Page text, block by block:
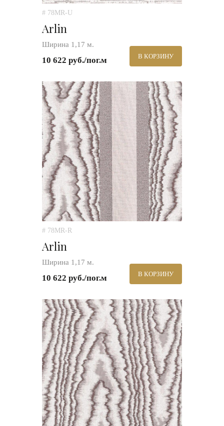
# 78MR-U
Arlin
Ширина 1,17 м.
10 622 руб./пог.м В КОРЗИНУ
# 78MR-R
Arlin
Ширина 1,17 м.
10 622 руб./пог.м В КОРЗИНУ